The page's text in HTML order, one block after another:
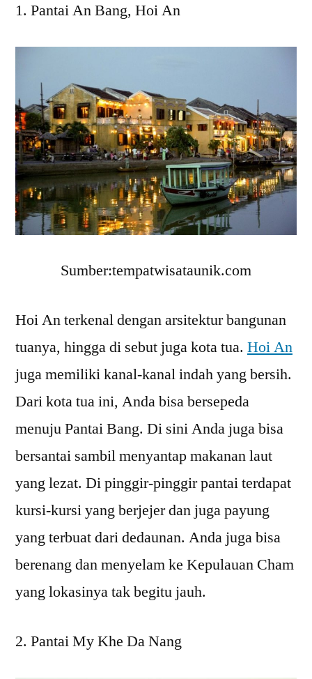
Pantai An Bang, Hoi An
Sumber:tempatwisataunik.com
Hoi An terkenal dengan arsitektur bangunan
tuanya, hingga di sebut juga kota tua. Hoi An
juga memiliki kanal-kanal indah yang bersih.
Dari kota tua ini, Anda bisa bersepeda
menuju Pantai Bang. Di sini Anda juga bisa
bersantai sambil menyantap makanan laut
yang lezat. Di pinggir-pinggir pantai terdapat
kursi-kursi yang berjejer dan juga payung
yang terbuat dari dedaunan. Anda juga bisa
berenang dan menyelam ke Kepulauan Cham
yang lokasinya tak begitu jauh.
Pantai My Khe Da Nang